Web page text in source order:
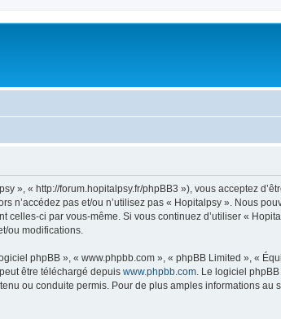
», « http://forum.hopitalpsy.fr/phpBB3 »), vous acceptez
n’accédez pas et/ou n’utilisez pas « Hopitalpsy ». Nous
ci par vous-même. Si vous continuez d’utiliser «
ou modifications.
phpBB », « www.phpbb.com », « phpBB Limited », «
être téléchargé depuis www.phpbb.com . Le logiciel
ou conduite permis. Pour de plus amples informations au